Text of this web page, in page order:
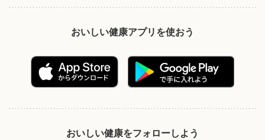
おいしい健康アプリを使おう
おいしい健康をフォローしよう